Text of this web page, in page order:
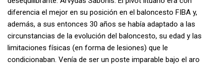
diferencia el mejor en su posición en el baloncesto FIBA y,
además, a sus entonces 30 años se había adaptado a las
circunstancias de la evolución del baloncesto, su edad y las
limitaciones físicas (en forma de lesiones) que le
condicionaban. Venía de ser un poste imparable bajo el aro